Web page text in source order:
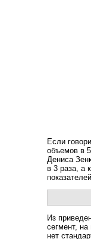
Если
объемов в
Дениса
в 3 раза, а
Из
сегмент,
нет